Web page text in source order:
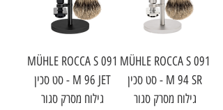
MÜHLE ROCCA S 091
M 94 SR - סט סכין
גילוח מסרק סגור
MÜHLE ROCCA S 091
M 96 JET - סט סכין
גילוח מסרק סגור